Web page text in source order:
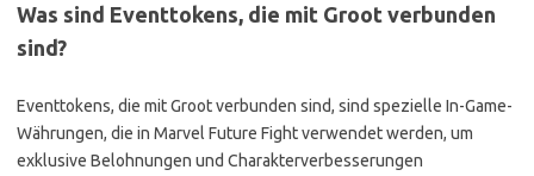
Was sind Eventtokens, die mit Groot verbunden
sind?
Eventtokens, die mit Groot verbunden sind, sind spezielle In-Game-
Währungen, die in Marvel Future Fight verwendet werden, um
exklusive Belohnungen und Charakterverbesserungen